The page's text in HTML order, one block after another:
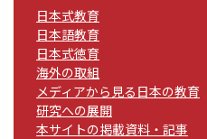
日本式教育
日本語教育
日本式徳育
海外の取組
メディアから見る日本の教育
研究への展開
本サイトの掲載資料・記事